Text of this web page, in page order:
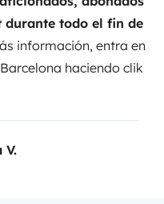
durante todo el fin de
información, entra en
haciendo clik
V.